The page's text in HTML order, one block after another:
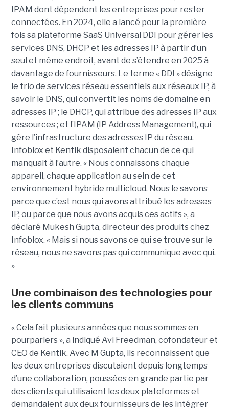
IPAM dont dépendent les entreprises pour rester
connectées. En 2024, elle a lancé pour la première
fois sa plateforme SaaS Universal DDI pour gérer les
services DNS, DHCP et les adresses IP à partir d’un
seul et même endroit, avant de s’étendre en 2025 à
davantage de fournisseurs. Le terme « DDI » désigne
le trio de services réseau essentiels aux réseaux IP, à
savoir le DNS, qui convertit les noms de domaine en
adresses IP ; le DHCP, qui attribue des adresses IP aux
ressources ; et l’IPAM (IP Address Management), qui
gère l’infrastructure des adresses IP du réseau.
Infoblox et Kentik disposaient chacun de ce qui
manquait à l’autre. « Nous connaissons chaque
appareil, chaque application au sein de cet
environnement hybride multicloud. Nous le savons
parce que c’est nous qui avons attribué les adresses
IP, ou parce que nous avons acquis ces actifs », a
déclaré Mukesh Gupta, directeur des produits chez
Infoblox. « Mais si nous savons ce qui se trouve sur le
réseau, nous ne savons pas qui communique avec qui.
»
Une combinaison des technologies pour
les clients communs
« Cela fait plusieurs années que nous sommes en
pourparlers », a indiqué Avi Freedman, cofondateur et
CEO de Kentik. Avec M Gupta, ils reconnaissent que
les deux entreprises discutaient depuis longtemps
d’une collaboration, poussées en grande partie par
des clients qui utilisaient les deux plateformes et
demandaient aux deux fournisseurs de les intégrer